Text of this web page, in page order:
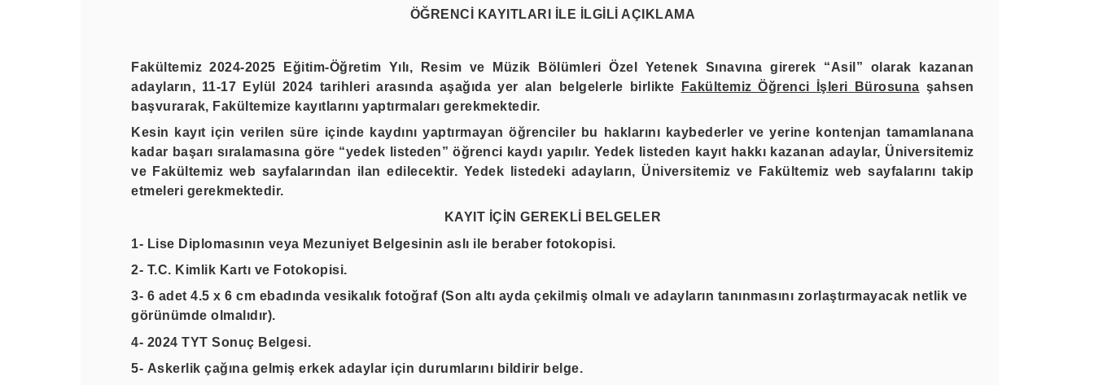
ÖĞRENCİ KAYITLARI İLE İLGİLİ AÇIKLAMA
Fakültemiz 2024-2025 Eğitim-Öğretim Yılı, Resim ve Müzik Bölümleri Özel Yetenek Sınavına girerek “Asil ” olarak kazanan
adayların, 11-17 Eylül 2024 tarihleri arasında aşağıda yer alan belgelerle birlikte Fakültemiz Öğrenci İşleri Bürosuna şahsen
başvurarak, Fakültemize kayıtlarını yaptırmaları gerekmektedir.
Kesin kayıt için verilen süre içinde kaydını yaptırmayan öğrenciler bu haklarını kaybederler ve yerine kontenjan tamamlanana
kadar başarı sıralamasına göre “yedek listeden”öğrenci kaydı yapılır. Yedek listeden kayıt hakkı kazanan adaylar, Üniversitemiz
ve Fakültemiz web sayfalarından ilan edilecektir. Yedek listedeki adayların, Üniversitemiz ve Fakültemiz web sayfalarını takip
etmeleri gerekmektedir.
KAYIT İÇİN GEREKLİ BELGELER
1- Lise Diplomasının veya Mezuniyet Belgesinin aslı ile beraber fotokopisi.
2- T.C. Kimlik Kartı ve Fotokopisi.
3- 6 adet 4.5 x 6 cm ebadında vesikalık fotoğraf (Son altı ayda çekilmiş olmalı ve adayların tanınmasını zorlaştırmayacak netlik ve
görünümde olmalıdır).
4- 2024 TYT Sonuç Belgesi.
5- Askerlik çağına gelmiş erkek adaylar için durumlarını bildirir belge.